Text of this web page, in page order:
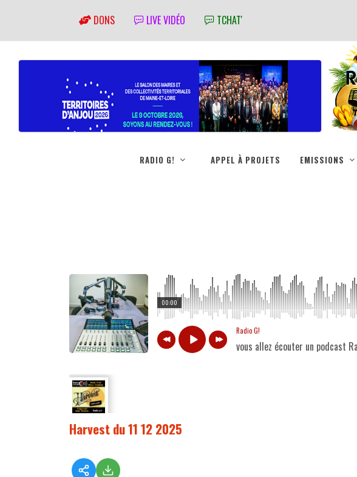
DONS LIVE VIDÉO TCHAT'
RADIO G! APPEL À PROJETS EMISSIONS
00:00
Radio G!
vous allez écouter un podcast
Harvest du 11 12 2025